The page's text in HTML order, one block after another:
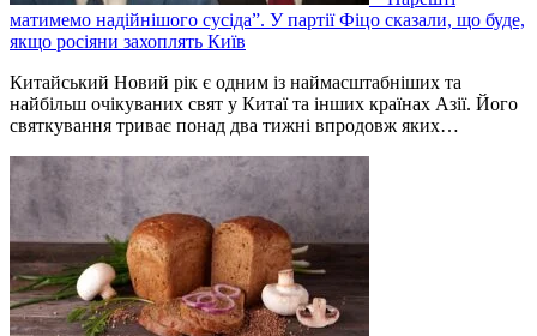
матимемо надійнішого сусіда”. У партії Фіцо сказали, що буде,
якщо росіяни захоплять Київ
Китайський Новий рік є одним із наймасштабніших та
найбільш очікуваних свят у Китаї та інших країнах Азії. Його
святкування триває понад два тижні впродовж яких…